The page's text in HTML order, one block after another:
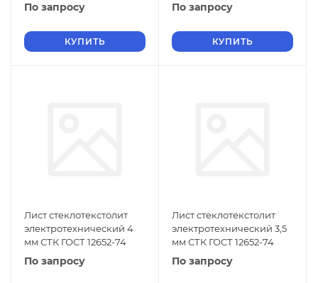
По запросу
КУПИТЬ
По запросу
КУПИТЬ
Лист стеклотекстолит
электротехнический 4
мм СТК ГОСТ 12652-74
По запросу
Лист стеклотекстолит
электротехнический 3,5
мм СТК ГОСТ 12652-74
По запросу